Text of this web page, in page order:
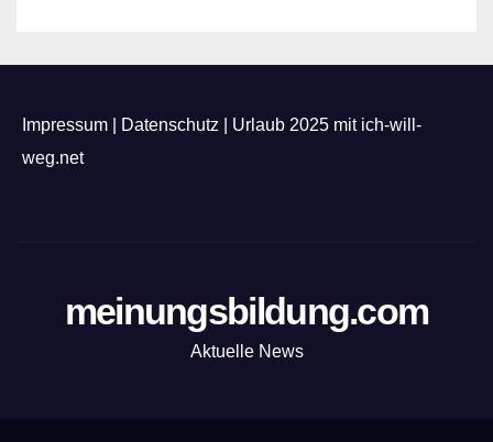
Impressum Datenschutz
Urlaub 2025 mit ich-will-
weg.net
meinungsbildung.com
Aktuelle News